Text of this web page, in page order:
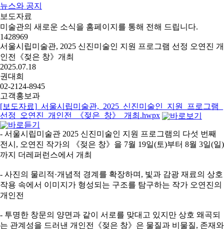
뉴스와 공지
보도자료
미술관의 새로운 소식을 홈페이지를 통해 전해 드립니다.
1428969
서울시립미술관, 2025 신진미술인 지원 프로그램 선정 오연진 개
인전《젖은 창》개최
2025.07.18
권대희
02-2124-8945
고객홍보과
[보도자료]_서울시립미술관,_2025_신진미술인_지원_프로그램_
선정_오연진_개인전_《젖은_창》_개최.hwpx
- 서울시립미술관 2025 신진미술인 지원 프로그램의 다섯 번째
전시, 오연진 작가의 《젖은 창》을 7월 19일(토)부터 8월 3일(일)
까지 더레퍼런스에서 개최
- 사진의 물리적·개념적 경계를 확장하며, 빛과 감광 재료의 상호
작용 속에서 이미지가 형성되는 구조를 탐구하는 작가 오연진의
개인전
- 투명한 창문의 양면과 같이 서로를 맞대고 있지만 상호 왜곡되
는 관계성을 드러낸 개인전《젖은 창》은 물질과 비물질, 존재와